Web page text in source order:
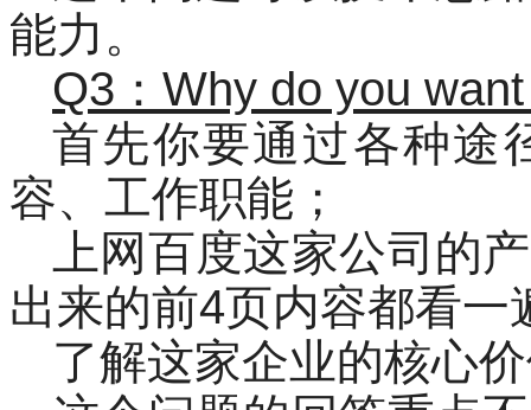
能力。
Q3：Why do you
首先你要通过各种途
容、工作职能；
上网百度这家公司的
出来的前4页内容都看一
了解这家企业的核心